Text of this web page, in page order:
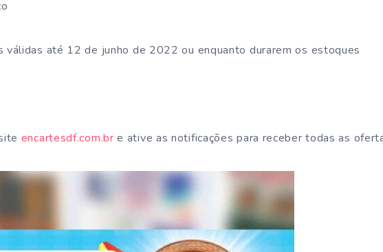
válidas até 12 de junho de 2022 ou enquanto durarem os estoques
encartesdf.com.br e ative as notificações para receber todas as